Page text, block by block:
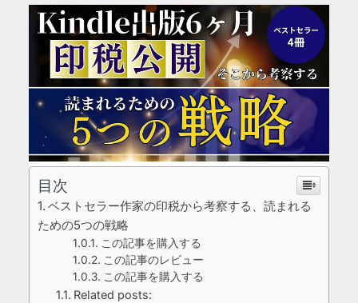
目次
ベストセラー作家の印税から考察する、読まれる
ための5つの戦略
この記事を購入する
この記事のレビュー
この記事を購入する
Related posts: